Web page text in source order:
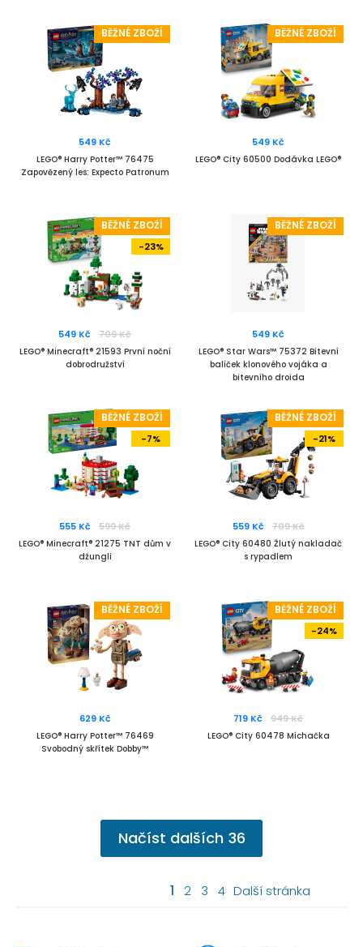
BĚŽNÉ ZBOŽÍ
549 Kč
LEGO® Harry Potter™ 76475
Zapovězený les: Expecto Patronum
BĚŽNÉ ZBOŽÍ
549 Kč
LEGO® City 60500 Dodávka LEGO®
BĚŽNÉ ZBOŽÍ
-23%
549 Kč 709 Kč
LEGO® Minecraft® 21593 První noční
dobrodružství
BĚŽNÉ ZBOŽÍ
549 Kč
LEGO® Star Wars™ 75372 Bitevní
balíček klonového vojáka a
bitevního droida
BĚŽNÉ ZBOŽÍ
-7%
555 Kč 599 Kč
LEGO® Minecraft® 21275 TNT dům v
džungli
BĚŽNÉ ZBOŽÍ
-21%
559 Kč 709 Kč
LEGO® City 60480 Žlutý nakladač
s rypadlem
BĚŽNÉ ZBOŽÍ
629 Kč
LEGO® Harry Potter™ 76469
Svobodný skřítek Dobby™
BĚŽNÉ ZBOŽÍ
-24%
719 Kč 949 Kč
LEGO® City 60478 Míchačka
Načíst dalších 36
1 2 3 4 Další stránka